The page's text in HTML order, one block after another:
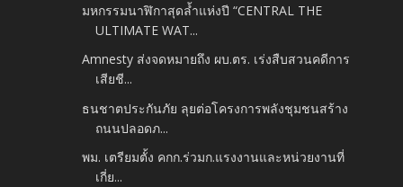
มหกรรมนาฬิกาสุดล้ำแห่งปี “CENTRAL THE
ULTIMATE WAT...
Amnesty ส่งจดหมายถึง ผบ.ตร. เร่งสืบสวนคดีการ
เสียชี...
ธนชาตประกันภัย ลุยต่อโครงการพลังชุมชนสร้าง
ถนนปลอดภ...
พม. เตรียมตั้ง คกก.ร่วมก.แรงงานและหน่วยงานที่
เกี่ย...